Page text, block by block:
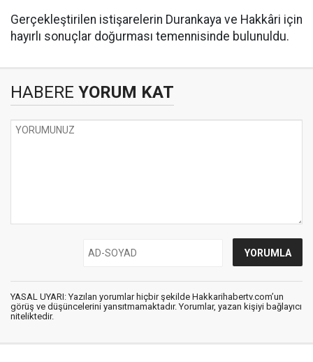
Gerçekleştirilen istişarelerin Durankaya ve Hakkâri için
hayırlı sonuçlar doğurması temennisinde bulunuldu.
HABERE YORUM KAT
YASAL UYARI: Yazılan yorumlar hiçbir şekilde Hakkarihabertv.com’un
görüş ve düşüncelerini yansıtmamaktadır. Yorumlar, yazan kişiyi bağlayıcı
niteliktedir.